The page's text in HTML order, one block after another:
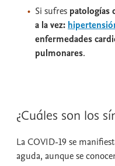
Si sufres patologías
a la vez:
enfermedades
pulmonares.
¿Cuáles son los
La COVID-19 se
aguda, aunque se